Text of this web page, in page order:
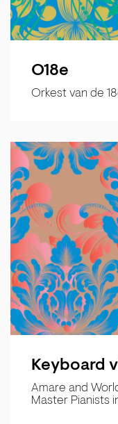
O18e
Orkest van de
Keyboard
Amare and
Master Pianists